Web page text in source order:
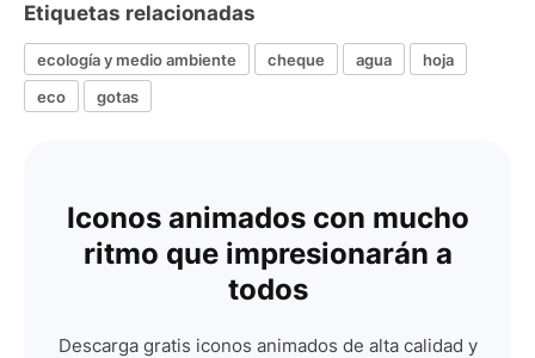
Etiquetas relacionadas
ecología y medio ambiente cheque agua
hoja
eco
gotas
Iconos animados con mucho
ritmo que impresionarán a
todos
Descarga gratis iconos animados de alta calidad y